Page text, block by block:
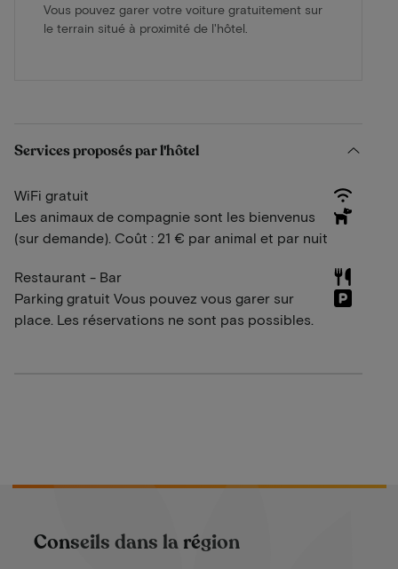
Vous pouvez garer votre voiture gratuitement sur
le terrain situé à proximité de l'hôtel.
Services proposés par l'hôtel
WiFi gratuit
Les animaux de compagnie sont les bienvenus
(sur demande). Coût : 21 € par animal et par nuit
Restaurant - Bar
Parking gratuit Vous pouvez vous garer sur
place. Les réservations ne sont pas possibles.
Conseils dans la région